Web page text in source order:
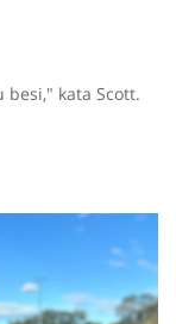
kata Scott.